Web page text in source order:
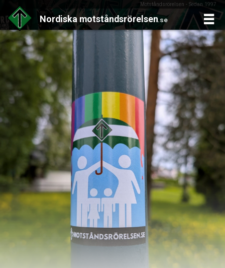
Motståndsrörelsen - Sedan 1997
Nordiska motståndsrörelsen.se
Skip
content